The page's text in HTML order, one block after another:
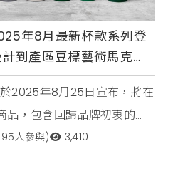
年8月最新杯款系列登
到產區豆標藝術馬克
藏慾望
2025年8月25日宣布，將在
品，包含回歸品牌初衷的
國風情的「咖啡豆標系
RESERVE典藏系列」 。這
人參與) 3,410